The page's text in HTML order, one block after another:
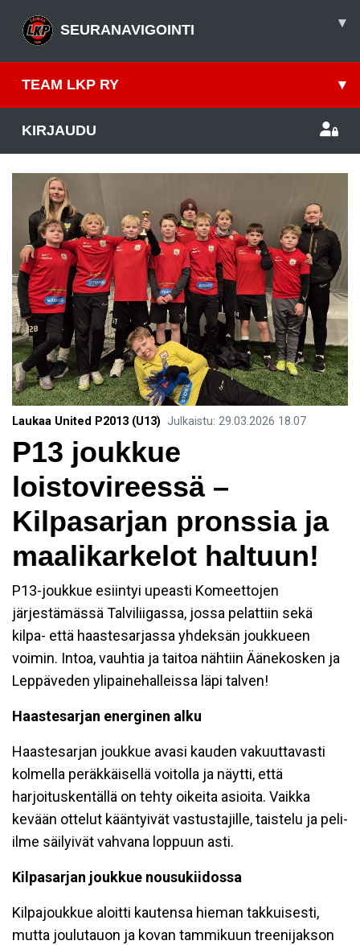
SEURANAVIGOINTI ▾
TEAM LKP RY ▾
KIRJAUDU
Laukaa United P2013 (U13) Julkaistu: 29.03.2026 18.07
​P13 joukkue
loistovireessä –
Kilpasarjan pronssia ja
maalikarkelot haltuun!
P13-joukkue esiintyi upeasti Komeettojen
järjestämässä Talviliigassa, jossa pelattiin sekä
kilpa- että haastesarjassa yhdeksän joukkueen
voimin. Intoa, vauhtia ja taitoa nähtiin Äänekosken ja
Leppäveden ylipainehalleissa läpi talven!
Haastesarjan energinen alku
Haastesarjan joukkue avasi kauden vakuuttavasti
kolmella peräkkäisellä voitolla ja näytti, että
harjoituskentällä on tehty oikeita asioita. Vaikka
kevään ottelut kääntyivät vastustajille, taistelu ja peli-
ilme säilyivät vahvana loppuun asti.
Kilpasarjan joukkue nousukiidossa
Kilpajoukkue aloitti kautensa hieman takkuisesti,
mutta joulutauon ja kovan tammikuun treenijakson